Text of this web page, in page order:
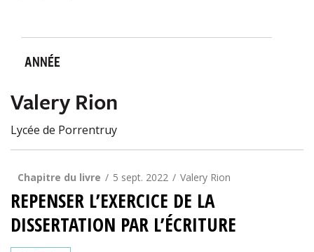
ANNÉE
Valery Rion
Lycée de Porrentruy
Chapitre du livre 5 sept. 2022 Valery Rion
REPENSER L’EXERCICE DE LA
DISSERTATION PAR L’ÉCRITURE